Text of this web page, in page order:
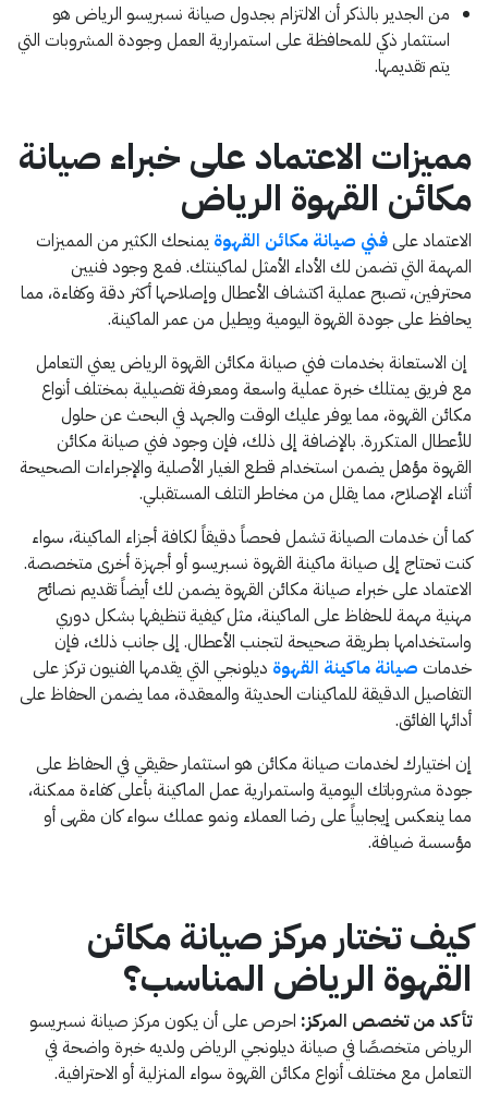
من الجدير بالذكر أن الالتزام بجدول صيانة نسبريسو الرياض هو
استثمار ذكي للمحافظة على استمرارية العمل وجودة المشروبات التي
يتم تقديمها.
مميزات الاعتماد على خبراء صيانة
مكائن القهوة الرياض
الاعتماد علىفني صيانة مكائن القهوة يمنحك الكثير من المميزات
المهمة التي تضمن لك الأداء الأمثل لماكينتك. فمع وجود فنيين
محترفين، تصبح عملية اكتشاف الأعطال وإصلاحها أكثر دقة وكفاءة، مما
يحافظ على جودة القهوة اليومية ويطيل من عمر الماكينة.
إن الاستعانة بخدمات فني صيانة مكائن القهوة الرياض يعني التعامل
مع فريق يمتلك خبرة عملية واسعة ومعرفة تفصيلية بمختلف أنواع
مكائن القهوة، مما يوفر عليك الوقت والجهد في البحث عن حلول
للأعطال المتكررة. بالإضافة إلى ذلك، فإن وجود فني صيانة مكائن
القهوة مؤهل يضمن استخدام قطع الغيار الأصلية والإجراءات الصحيحة
أثناء الإصلاح، مما يقلل من مخاطر التلف المستقبلي.
كما أن خدمات الصيانة تشمل فحصاً دقيقاً لكافة أجزاء الماكينة، سواء
كنت تحتاج إلى صيانة ماكينة القهوة نسبريسو أو أجهزة أخرى متخصصة.
الاعتماد على خبراء صيانة مكائن القهوة يضمن لك أيضاً تقديم نصائح
مهنية مهمة للحفاظ على الماكينة، مثل كيفية تنظيفها بشكل دوري
واستخدامها بطريقة صحيحة لتجنب الأعطال. إلى جانب ذلك، فإن
خدمات صيانة ماكينة القهوة ديلونجي التي يقدمها الفنيون تركز على
التفاصيل الدقيقة للماكينات الحديثة والمعقدة، مما يضمن الحفاظ على
أدائها الفائق.
إن اختيارك لخدمات صيانة مكائن هو استثمار حقيقي في الحفاظ على
جودة مشروباتك اليومية واستمرارية عمل الماكينة بأعلى كفاءة ممكنة،
مما ينعكس إيجابياً على رضا العملاء ونمو عملك سواء كان مقهى أو
مؤسسة ضيافة.
كيف تختار مركز صيانة مكائن
القهوة الرياض المناسب؟
تأكد من تخصص المركز: احرص على أن يكون مركز صيانة نسبريسو
الرياض متخصصًا في صيانة ديلونجي الرياض ولديه خبرة واضحة في
التعامل مع مختلف أنواع مكائن القهوة سواء المنزلية أو الاحترافية.